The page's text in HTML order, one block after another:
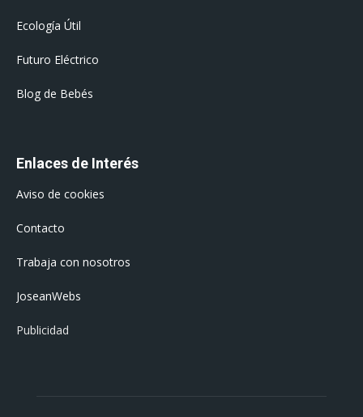
Ecología Útil
Futuro Eléctrico
Blog de Bebés
Enlaces de Interés
Aviso de cookies
Contacto
Trabaja con nosotros
JoseanWebs
Publicidad